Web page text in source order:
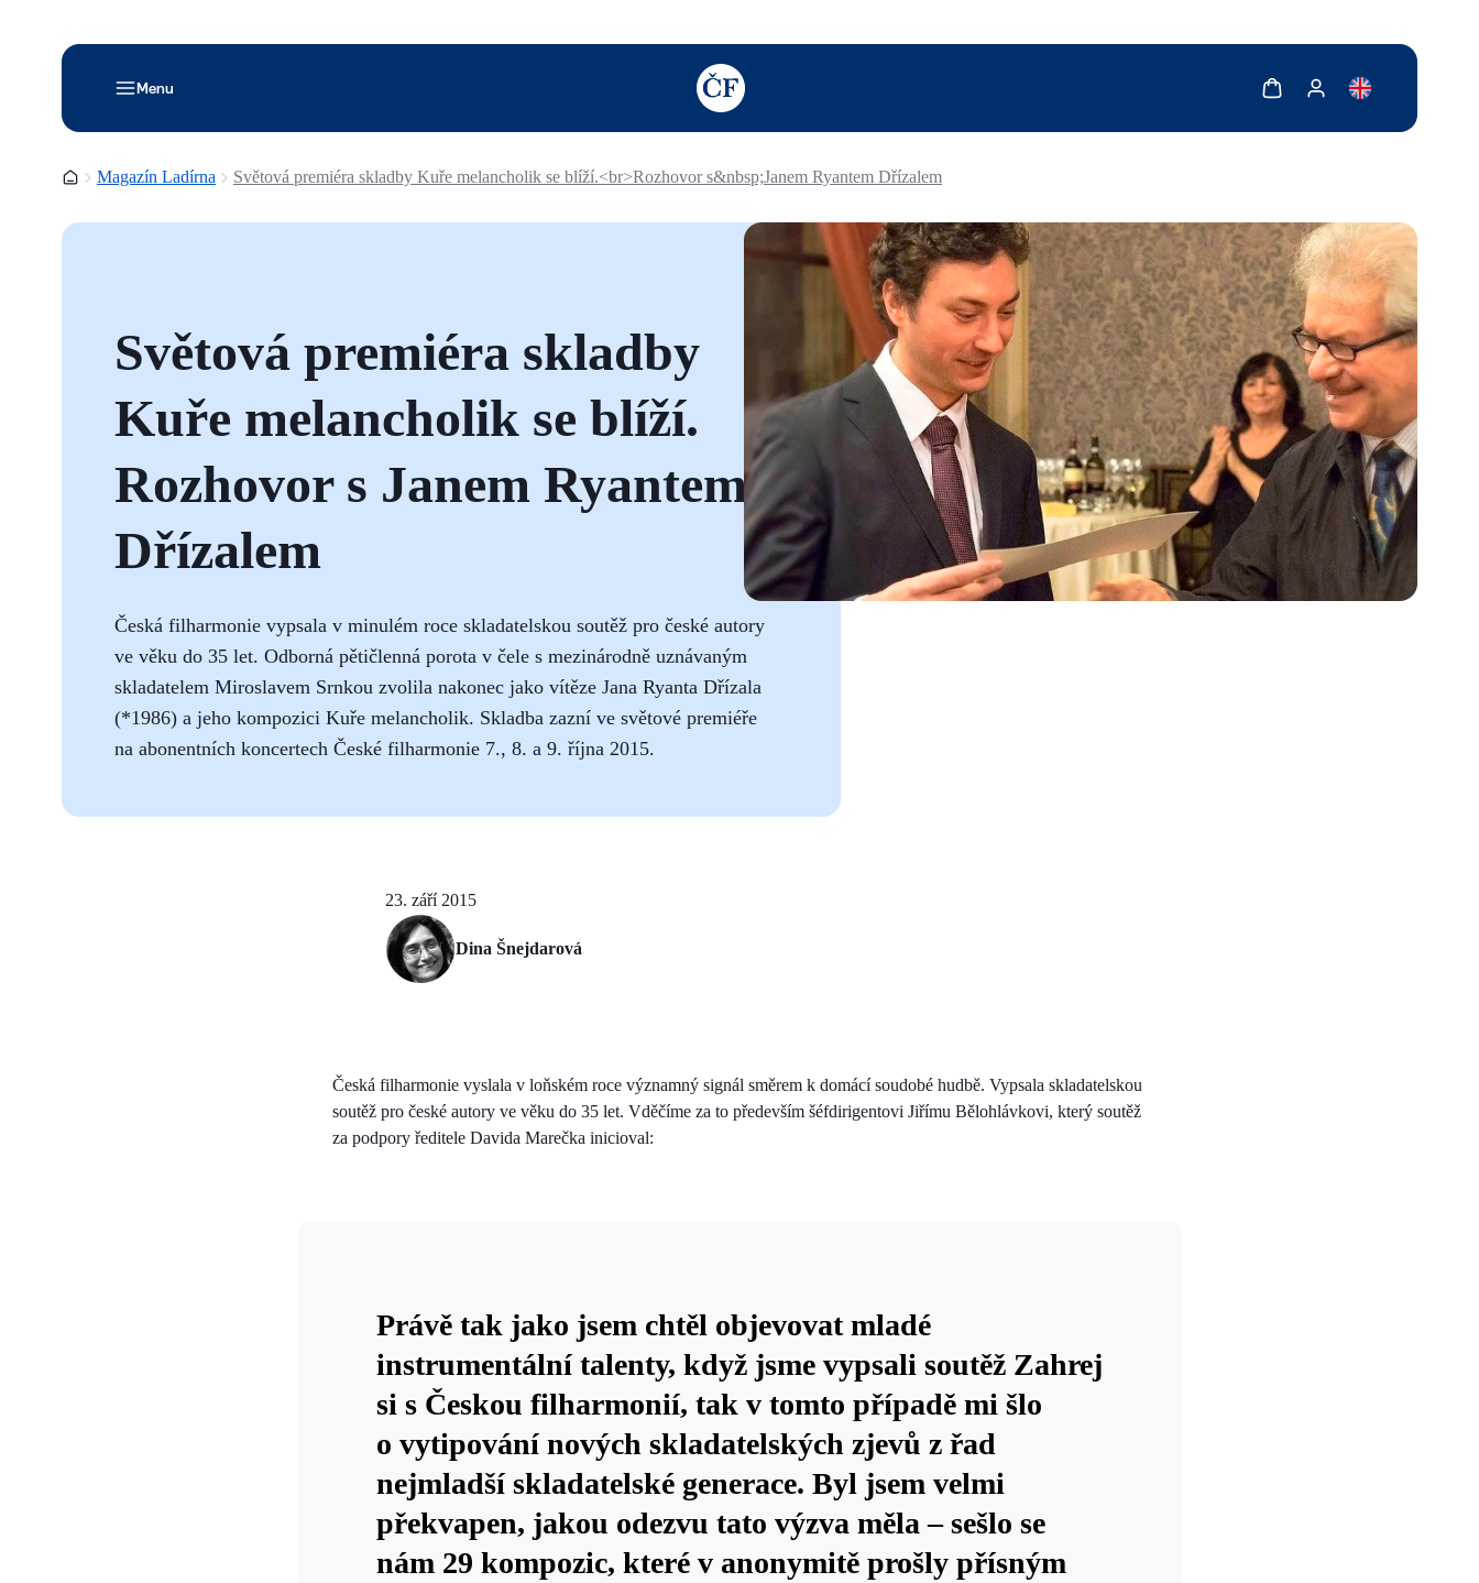
Menu
TODO: Add description for reader
Zobrazit košíkZobrazit můj účet
Domovská stránka
Magazín Ladírna Světová premiéra skladby Kuře melancholik se blíží.<br>Rozhovor s&nbsp;Janem Ryantem Dřízalem
Světová premiéra skladby
Kuře melancholik se blíží.
Rozhovor s Janem Ryantem
Dřízalem
Česká filharmonie vypsala v minulém roce skladatelskou soutěž pro české autory
ve věku do 35 let. Odborná pětičlenná porota v čele s mezinárodně uznávaným
skladatelem Miroslavem Srnkou zvolila nakonec jako vítěze Jana Ryanta Dřízala
(*1986) a jeho kompozici Kuře melancholik. Skladba zazní ve světové premiéře
na abonentních koncertech České filharmonie 7., 8. a 9. října 2015.
23. září 2015
Dina Šnejdarová
Česká filharmonie vyslala v loňském roce významný signál směrem k domácí soudobé hudbě. Vypsala skladatelskou
soutěž pro české autory ve věku do 35 let. Vděčíme za to především šéfdirigentovi Jiřímu Bělohlávkovi, který soutěž
za podpory ředitele Davida Marečka inicioval:
Právě tak jako jsem chtěl objevovat mladé
instrumentální talenty, když jsme vypsali soutěž Zahrej
si s Českou filharmonií, tak v tomto případě mi šlo
o vytipování nových skladatelských zjevů z řad
nejmladší skladatelské generace. Byl jsem velmi
překvapen, jakou odezvu tato výzva měla – sešlo se
nám 29 kompozic, které v anonymitě prošly přísným